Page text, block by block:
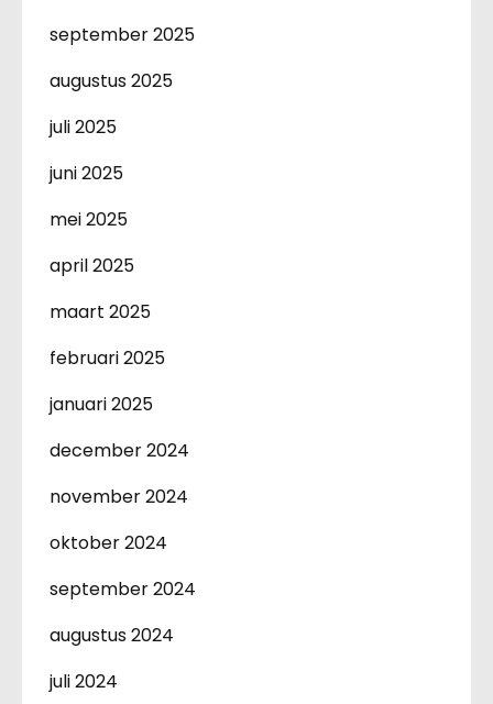
september 2025
augustus 2025
juli 2025
juni 2025
mei 2025
april 2025
maart 2025
februari 2025
januari 2025
december 2024
november 2024
oktober 2024
september 2024
augustus 2024
juli 2024